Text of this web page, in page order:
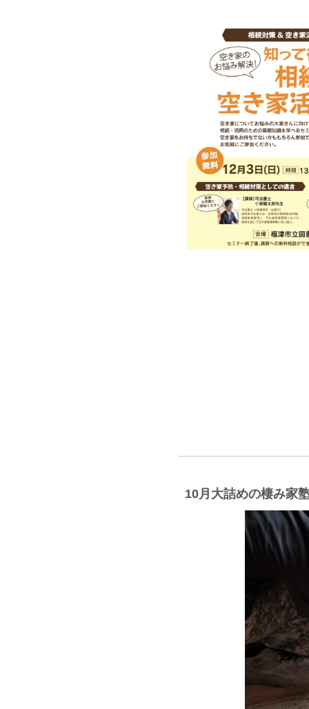
10月大詰めの棲み家